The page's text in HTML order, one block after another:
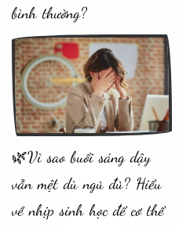
bình thường?
🌿Vì sao buổi sáng dậy
vẫn mệt dù ngủ đủ? Hiểu
về nhịp sinh học để cơ thể